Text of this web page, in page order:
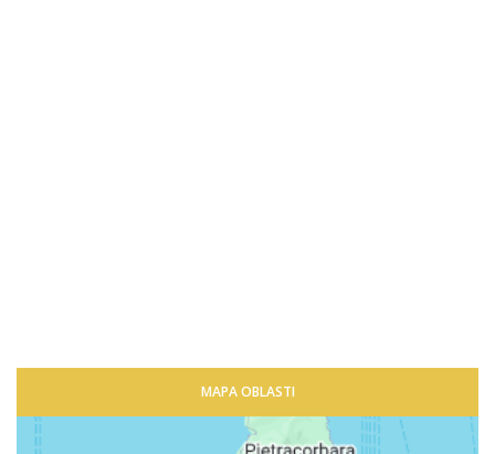
MAPA OBLASTI